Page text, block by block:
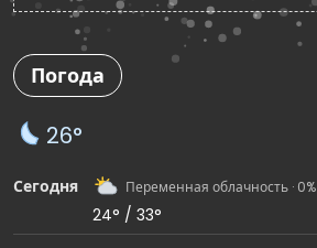
Погода
26°
Сегодня Переменная облачность · 0%
24° / 33°